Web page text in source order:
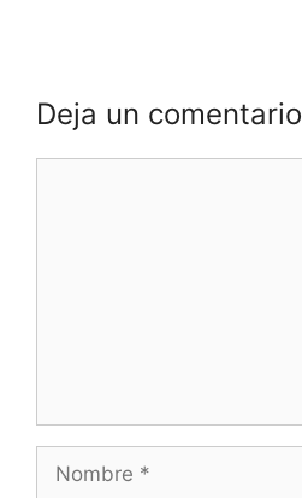
Deja un comentario